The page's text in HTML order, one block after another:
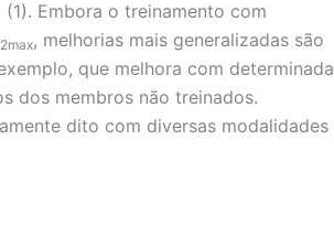
Embora o treinamento com
2max, melhorias mais generalizadas são
que melhora com determinada
dos membros não treinados.
dito com diversas modalidades